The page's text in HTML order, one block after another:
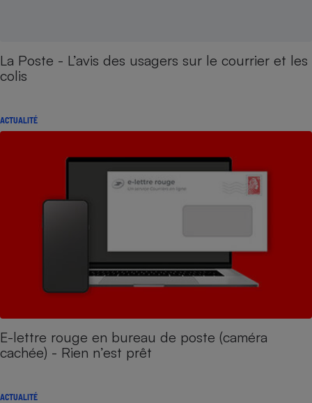
La Poste - L’avis des usagers sur le courrier et les
colis
ACTUALITÉ
E-lettre rouge en bureau de poste (caméra
cachée) - Rien n’est prêt
ACTUALITÉ